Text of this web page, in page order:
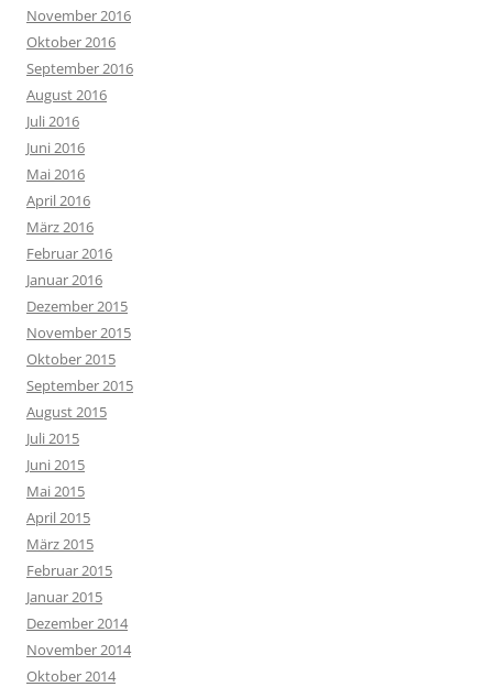
November 2016
Oktober 2016
September 2016
August 2016
Juli 2016
Juni 2016
Mai 2016
April 2016
März 2016
Februar 2016
Januar 2016
Dezember 2015
November 2015
Oktober 2015
September 2015
August 2015
Juli 2015
Juni 2015
Mai 2015
April 2015
März 2015
Februar 2015
Januar 2015
Dezember 2014
November 2014
Oktober 2014